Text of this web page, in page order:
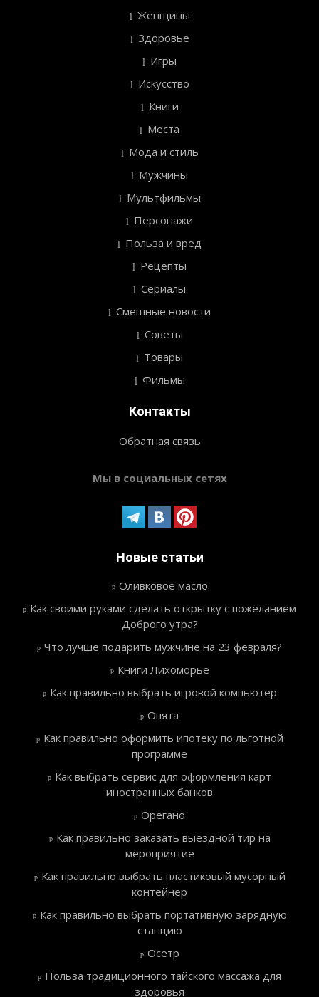
Женщины
Здоровье
Игры
Искусство
Книги
Места
Мода и стиль
Мужчины
Мультфильмы
Персонажи
Польза и вред
Рецепты
Сериалы
Смешные новости
Советы
Товары
Фильмы
Контакты
Обратная связь
Мы в социальных сетях
Новые статьи
Оливковое масло
Как своими руками сделать открытку с пожеланием
Доброго утра?
Что лучше подарить мужчине на 23 февраля?
Книги Лихоморье
Как правильно выбрать игровой компьютер
Опята
Как правильно оформить ипотеку по льготной
программе
Как выбрать сервис для оформления карт
иностранных банков
Орегано
Как правильно заказать выездной тир на
мероприятие
Как правильно выбрать пластиковый мусорный
контейнер
Как правильно выбрать портативную зарядную
станцию
Осетр
Польза традиционного тайского массажа для
здоровья